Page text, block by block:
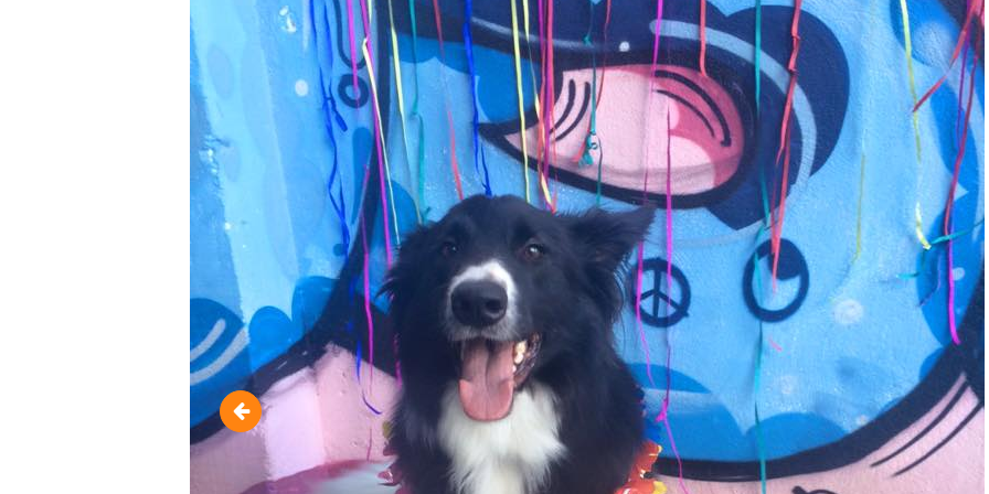
10291223_1196289963732223_1628660299681504380_n